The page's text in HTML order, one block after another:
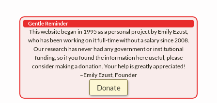
Gentle Reminder
This website began in 1995 as a personal project by Emily Ezust,
who has been working on it full-time without a salary since 2008.
Our research has never had any government or institutional
funding, so if you found the information here useful, please
consider making a donation. Your help is greatly appreciated!
–Emily Ezust, Founder
Donate